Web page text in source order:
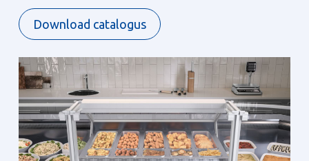
Download catalogus